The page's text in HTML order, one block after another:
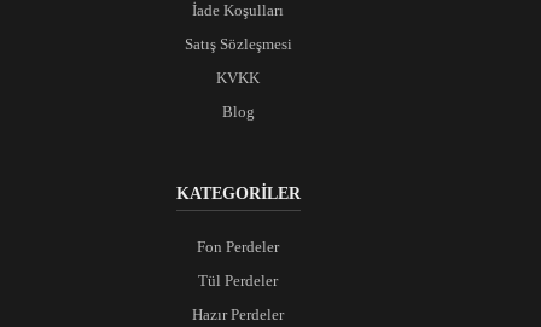
İade Koşulları
Satış Sözleşmesi
KVKK
Blog
KATEGORİLER
Fon Perdeler
Tül Perdeler
Hazır Perdeler